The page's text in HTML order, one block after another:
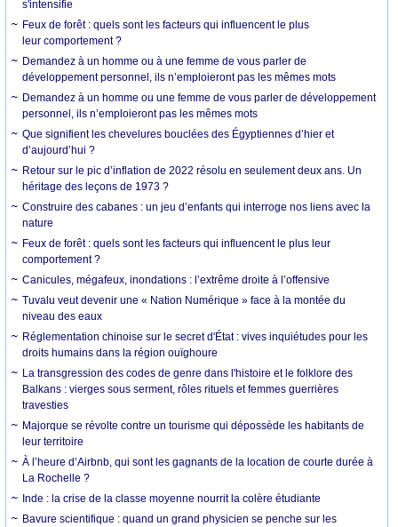
s'intensifie
Feux de forêt : quels sont les facteurs qui influencent le plus
leur comportement ?
Demandez à un homme ou à une femme de vous parler de
développement personnel, ils n’emploieront pas les mêmes mots
Demandez à un homme ou une femme de vous parler de développement
personnel, ils n’emploieront pas les mêmes mots
Que signifient les chevelures bouclées des Égyptiennes d’hier et
d’aujourd’hui ?
Retour sur le pic d’inflation de 2022 résolu en seulement deux ans. Un
héritage des leçons de 1973 ?
Construire des cabanes : un jeu d’enfants qui interroge nos liens avec la
nature
Feux de forêt : quels sont les facteurs qui influencent le plus leur
comportement ?
Canicules, mégafeux, inondations : l’extrême droite à l’offensive
Tuvalu veut devenir une « Nation Numérique » face à la montée du
niveau des eaux
Réglementation chinoise sur le secret d'État : vives inquiétudes pour les
droits humains dans la région ouïghoure
La transgression des codes de genre dans l'histoire et le folklore des
Balkans : vierges sous serment, rôles rituels et femmes guerrières
travesties
Majorque se révolte contre un tourisme qui dépossède les habitants de
leur territoire
À l’heure d’Airbnb, qui sont les gagnants de la location de courte durée à
La Rochelle ?
Inde : la crise de la classe moyenne nourrit la colère étudiante
Bavure scientifique : quand un grand physicien se penche sur les